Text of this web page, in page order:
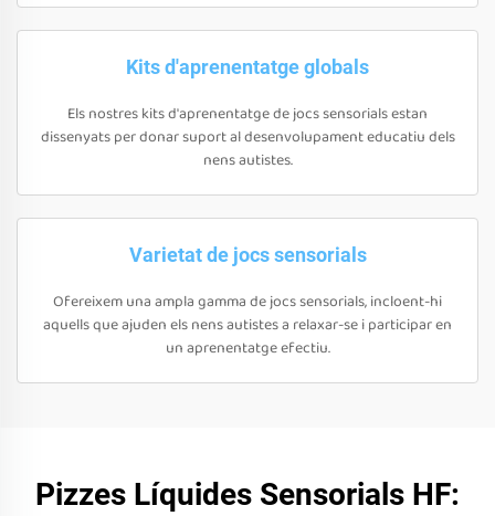
Kits d'aprenentatge globals
Els nostres kits d'aprenentatge de jocs sensorials estan
dissenyats per donar suport al desenvolupament educatiu dels
nens autistes.
Varietat de jocs sensorials
Ofereixem una ampla gamma de jocs sensorials, incloent-hi
aquells que ajuden els nens autistes a relaxar-se i participar en
un aprenentatge efectiu.
Pizzes Líquides Sensorials HF: